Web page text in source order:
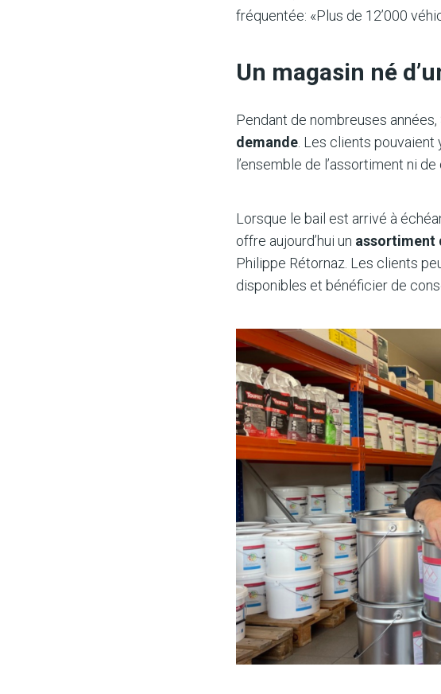
fréquentée: «Plus de 12’000
Un magasin né
Pendant de nombreuses
demande . Les clients
l’ensemble de l’assortiment ni
Lorsque le bail est arrivé à
offre aujourd’hui un assortiment
Philippe Rétornaz. Les clients
disponibles et bénéficier de